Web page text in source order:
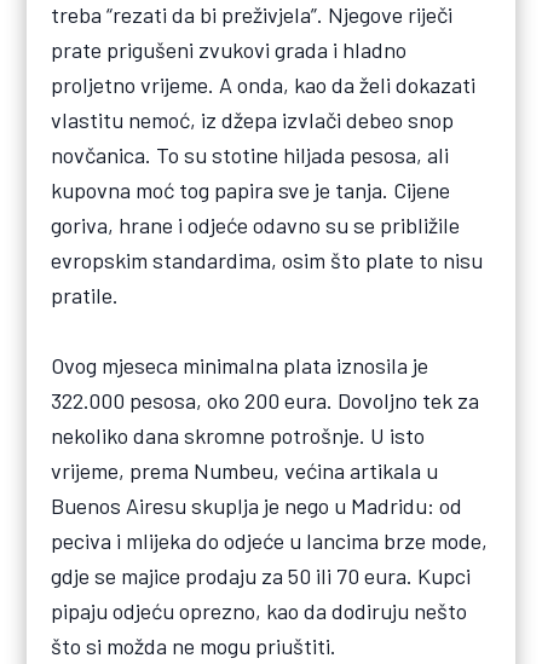
treba “rezati da bi preživjela”. Njegove riječi
prate prigušeni zvukovi grada i hladno
proljetno vrijeme. A onda, kao da želi dokazati
vlastitu nemoć, iz džepa izvlači debeo snop
novčanica. To su stotine hiljada pesosa, ali
kupovna moć tog papira sve je tanja. Cijene
goriva, hrane i odjeće odavno su se približile
evropskim standardima, osim što plate to nisu
pratile.
Ovog mjeseca minimalna plata iznosila je
322.000 pesosa, oko 200 eura. Dovoljno tek za
nekoliko dana skromne potrošnje. U isto
vrijeme, prema Numbeu, većina artikala u
Buenos Airesu skuplja je nego u Madridu: od
peciva i mlijeka do odjeće u lancima brze mode,
gdje se majice prodaju za 50 ili 70 eura. Kupci
pipaju odjeću oprezno, kao da dodiruju nešto
što si možda ne mogu priuštiti.